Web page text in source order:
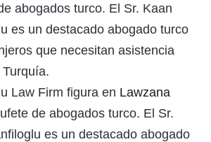
abogados turco. El Sr. Kaan
es un destacado abogado turco
que necesitan asistencia
Law Firm figura en Lawzana
de abogados turco. El Sr.
es un destacado abogado